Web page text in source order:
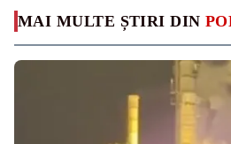
MAI MULTE ȘTIRI DIN